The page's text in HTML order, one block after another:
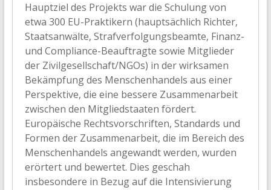
business
model
and
intensify
preventive
measures
Hauptziel des Projekts war die Schulung von
etwa 300 EU-Praktikern (hauptsächlich Richter,
Staatsanwälte, Strafverfolgungsbeamte, Finanz-
und Compliance-Beauftragte sowie Mitglieder
der Zivilgesellschaft/NGOs) in der wirksamen
Bekämpfung des Menschenhandels aus einer
Perspektive, die eine bessere Zusammenarbeit
zwischen den Mitgliedstaaten fördert.
Europäische Rechtsvorschriften, Standards und
Formen der Zusammenarbeit, die im Bereich des
Menschenhandels angewandt werden, wurden
erörtert und bewertet. Dies geschah
insbesondere in Bezug auf die Intensivierung